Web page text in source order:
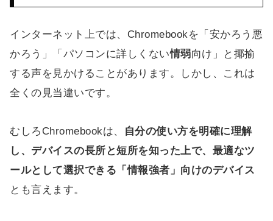
インターネット上では、Chromebookを「安かろう悪
かろう」「パソコンに詳しくない情弱向け」と揶揄
する声を見かけることがあります。しかし、これは
全くの見当違いです。
むしろChromebookは、
自分の使い方を明確に理解
し、デバイスの長所と短所を知った上で、最適なツ
ールとして選択できる「情報強者」向けのデバイス
とも言えます。